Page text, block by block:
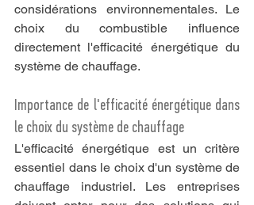
considérations environnementales. Le
choix du combustible influence
directement l'efficacité énergétique du
système de chauffage.
Importance de l'efficacité énergétique dans
le choix du système de chauffage
L'efficacité énergétique est un critère
essentiel dans le choix d'un système de
chauffage industriel. Les entreprises